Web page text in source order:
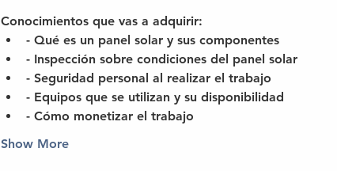
Conocimientos que vas a adquirir:
- Qué es un panel solar y sus componentes
- Inspección sobre condiciones del panel solar
- Seguridad personal al realizar el trabajo
- Equipos que se utilizan y su disponibilidad
- Cómo monetizar el trabajo
Show More